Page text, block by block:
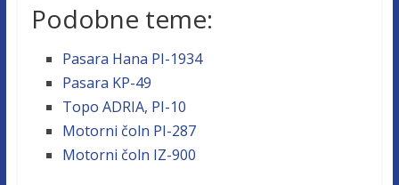
Podobne teme:
Pasara Hana PI-1934
Pasara KP-49
Topo ADRIA, PI-10
Motorni čoln PI-287
Motorni čoln IZ-900